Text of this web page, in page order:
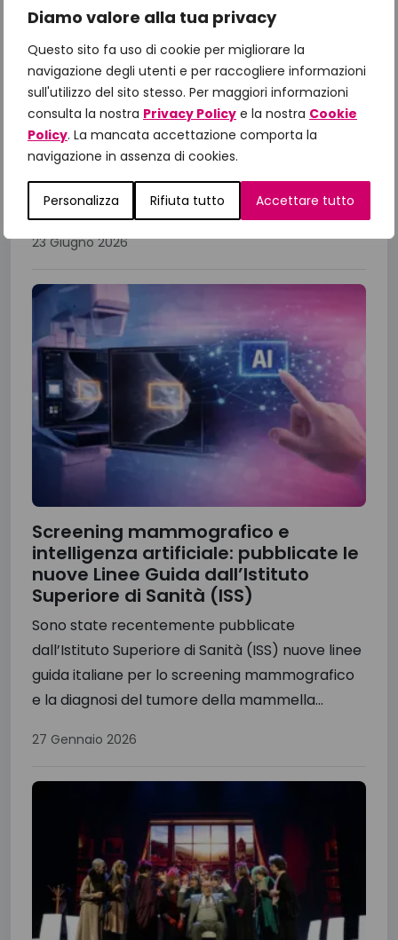
Diamo valore alla tua privacy
Questo sito fa uso di cookie per migliorare la
navigazione degli utenti e per raccogliere informazioni
sull'utilizzo del sito stesso. Per maggiori informazioni
consulta la nostra Privacy Policy e la nostra Cookie
Policy. La mancata accettazione comporta la
navigazione in assenza di cookies.
Personalizza Rifiuta tutto Accettare tutto
Il Manifesto di Fondazione
IncontraDonna: dalle priorità alle
azioni, il confronto con le Istituzioni
per gli obiettivi 2026
A un anno dalla presentazione del Manifesto
“Un impegno per la Salute 2025-2027”,
Fondazione IncontraDonna ha riunito istituzioni,
comunità scientifica, associazioni di...
23 Giugno 2026
Screening mammografico e
intelligenza artificiale: pubblicate le
nuove Linee Guida dall’Istituto
Superiore di Sanità (ISS)
Sono state recentemente pubblicate
dall’Istituto Superiore di Sanità (ISS) nuove linee
guida italiane per lo screening mammografico
e la diagnosi del tumore della mammella...
27 Gennaio 2026